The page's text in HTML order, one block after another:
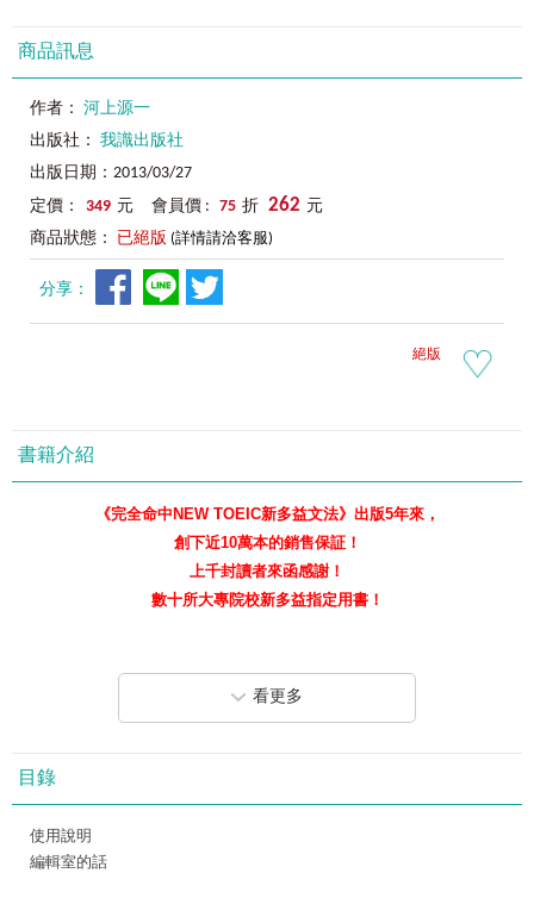
商品訊息
作者： 河上源一
出版社： 我識出版社
出版日期：2013/03/27
定價：
349 元 會員價 : 75 折 262 元
商品狀態： 已絕版 (詳情請洽客服)
分享：
絕版
書籍介紹
《完全命中NEW TOEIC新多益文法》出版5年來，
創下近10萬本的銷售保証！
上千封讀者來函感謝！
數十所大專院校新多益指定用書！
《完全命中NEW TOEIC新多益文法》命中率最高，
考前3個月衝刺必備，
看更多
目錄
使用說明
編輯室的話